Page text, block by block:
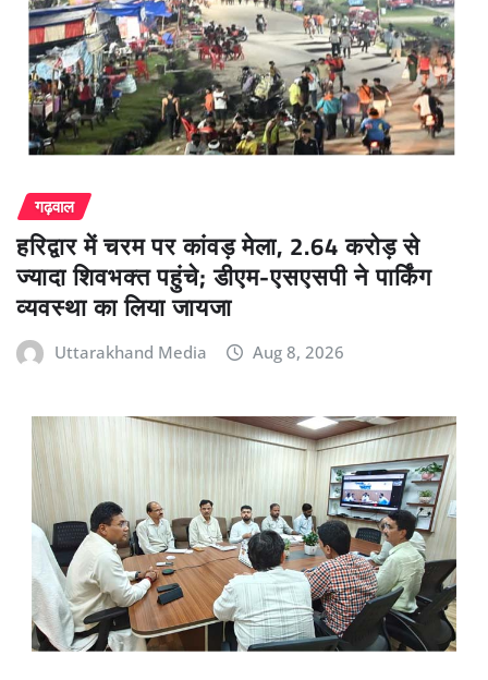
गढ़वाल
हरिद्वार में चरम पर कांवड़ मेला, 2.64 करोड़ से
ज्यादा शिवभक्त पहुंचे; डीएम-एसएसपी ने पार्किंग
व्यवस्था का लिया जायजा
Uttarakhand Media Aug 8, 2026